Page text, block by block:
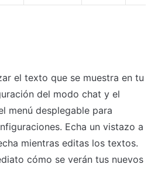
el texto que se muestra en tu
del modo chat y el
menú desplegable para
Echa un vistazo a
mientras editas los textos.
cómo se verán tus nuevos